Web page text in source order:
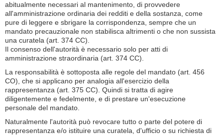
abitualmente necessari al mantenimento, di provvedere
all'amministrazione ordinaria dei redditi e della sostanza, come
pure di leggere e sbrigare la corrispondenza, sempre che un
mandato precauzionale non stabilisca altrimenti o che non sussista
una curatela (art. 374 CC).
Il consenso dell'autorità è necessario solo per atti di
amministrazione straordinaria (art. 374 CC).
La responsabilità è sottoposta alle regole del mandato (art. 456
CO), che si applicano per analogia all'esercizio della
rappresentanza (art. 375 CC). Quindi si tratta di agire
diligentemente e fedelmente, e di prestare un'esecuzione
personale del mandato.
Naturalmente l'autorità può revocare tutto o parte del potere di
rappresentanza e/o istituire una curatela, d'ufficio o su richiesta di